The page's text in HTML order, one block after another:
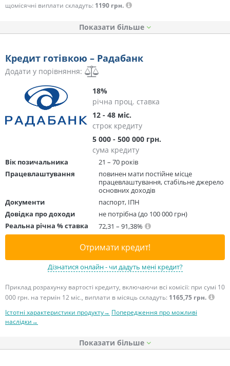
щомісячні виплати складуть: 1190 грн.
Показати
Кредит готівкою – Радабанк
Додати у порівняння:
18%
річна проц. ставка
12 - 48 міс.
строк кредиту
5 000 - 500 000 грн.
сума кредиту
Вік позичальника
21 – 70 років
Працевлаштування
повинен мати постійне місце
працевлаштування, стабільне джерело
основних доходів
Документи
паспорт, ІПН
Довідка про доходи
не потрібна (до 100 000 грн)
Реальна річна % ставка
72,31 – 91,38%
Отримати кредит!
Дізнатися онлайн - чи дадуть мені кредит?
Приклад розрахунку вартості кредиту, включаючи всі комісії: при сумі 10
000 грн. на термін 12 міс., виплати в місяць складуть: 1165,75 грн.
Істотні характеристики продукту→ Попередження про можливі
наслідки→
Показати